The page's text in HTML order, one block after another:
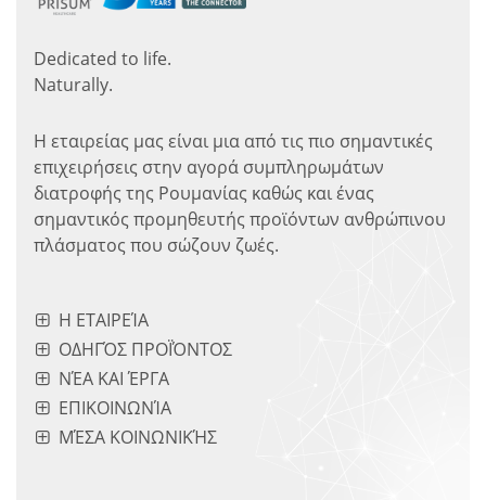
Dedicated to life.
Naturally.
Η εταιρείας μας είναι μια από τις πιο σημαντικές
επιχειρήσεις στην αγορά συμπληρωμάτων
διατροφής της Ρουμανίας καθώς και ένας
σημαντικός προμηθευτής προϊόντων ανθρώπινου
πλάσματος που σώζουν ζωές.
Η ΕΤΑΙΡΕΊΑ
ΟΔΗΓΌΣ ΠΡΟΪΌΝΤΟΣ
ΝΈΑ ΚΑΙ ΈΡΓΑ
ΕΠΙΚΟΙΝΩΝΊΑ
ΜΈΣΑ ΚΟΙΝΩΝΙΚΉΣ